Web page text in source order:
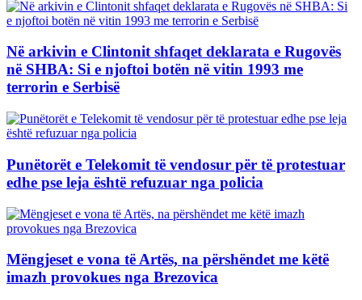
Në arkivin e Clintonit shfaqet deklarata e Rugovës
në SHBA: Si e njoftoi botën në vitin 1993 me
terrorin e Serbisë
Punëtorët e Telekomit të vendosur për të protestuar
edhe pse leja është refuzuar nga policia
Mëngjeset e vona të Artës, na përshëndet me këtë
imazh provokues nga Brezovica